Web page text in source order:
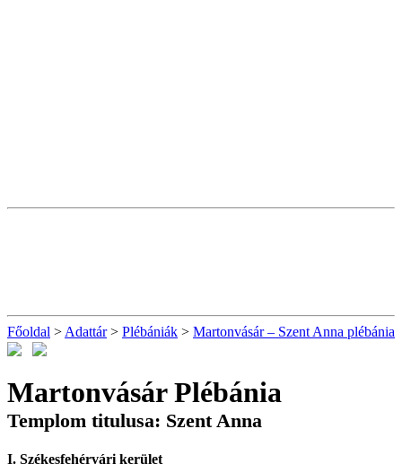
Főoldal > Adattár> Plébániák > Martonvásár – Szent Anna plébánia
Martonvásár Plébánia
Templom titulusa: Szent Anna
I. Székesfehérvári kerület